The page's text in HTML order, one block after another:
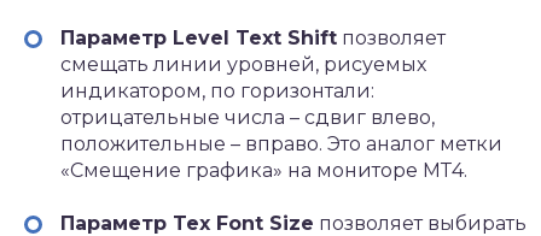
Параметр Level Text Shift позволяет
смещать линии уровней, рисуемых
индикатором, по горизонтали:
отрицательные числа – сдвиг влево,
положительные – вправо. Это аналог метки
«Смещение графика» на мониторе МТ4.
Параметр Tex Font Size позволяет выбирать